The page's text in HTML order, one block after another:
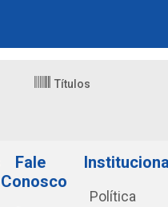
Títulos
Fale
Conosco
Política